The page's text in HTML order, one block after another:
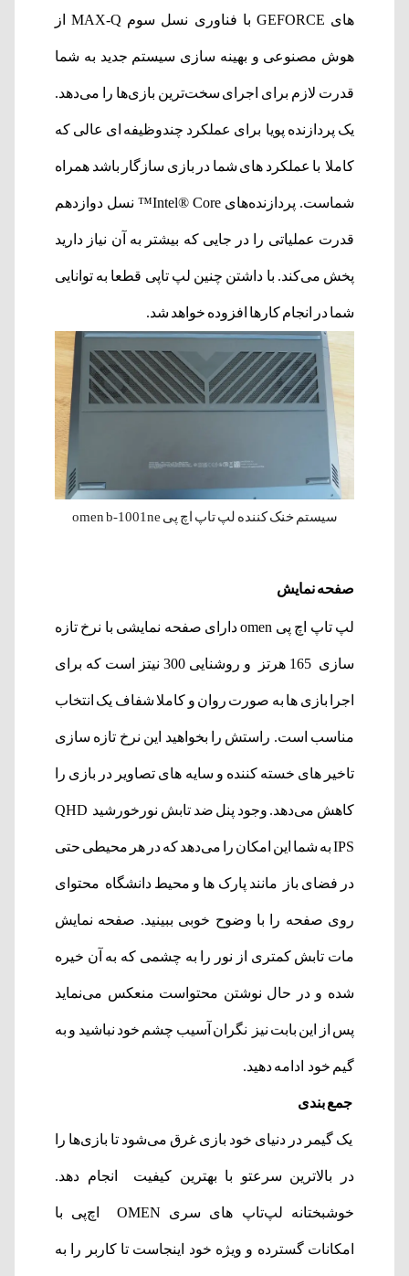
های GEFORCE با فناوری نسل سوم MAX-Q از
هوش مصنوعی و بهینه سازی سیستم جدید به شما
قدرت لازم برای اجرای سخت‌ترین بازی‌ها را می‌دهد.
یک پردازنده پویا برای عملکرد چندوظیفه ای عالی که
کاملا با عملکرد های شما در بازی سازگار باشد همراه
شماست. پردازنده‌های Intel® Core™ نسل دوازدهم
قدرت عملیاتی را در جایی که بیشتر به آن نیاز دارید
پخش می‌کند. با داشتن چنین لپ تاپی قطعا به توانایی
شما در انجام کارها افزوده خواهد شد.
سیستم خنک کننده لپ تاپ اچ پی omen b-1001ne
صفحه نمایش
لپ تاپ اچ پی omen دارای صفحه نمایشی با نرخ تازه
سازی 165 هرتز و روشنایی 300 نیتز است که برای
اجرا بازی ها به صورت روان و کاملا شفاف یک انتخاب
مناسب است. راستش را بخواهید این نرخ تازه سازی
تاخیر های خسته کننده و سایه های تصاویر در بازی را
کاهش می‌دهد. وجود پنل ضد تابش نورخورشید QHD
IPS به شما این امکان را می‌دهد که در هر محیطی حتی
در فضای باز مانند پارک ها و محیط دانشگاه محتوای
روی صفحه را با وضوح خوبی ببینید. صفحه نمایش
مات تابش کمتری از نور را به چشمی که به آن خیره
شده و در حال نوشتن محتواست منعکس می‌نماید
پس از این بابت نیز نگران آسیب چشم خود نباشید و به
گیم خود ادامه دهید.
جمع بندی
یک گیمر در دنیای خود بازی غرق می‌شود تا بازی‌ها را
در بالاترین سرعتو با بهترین کیفیت انجام دهد.
خوشبختانه لپ‌تاپ های سری OMEN اچ‌پی با
امکانات گسترده و ویژه خود اینجاست تا کاربر را به